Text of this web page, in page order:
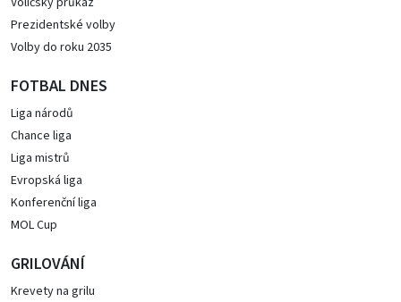
Prezidentské volby
Volby do roku 2035
FOTBAL DNES
Liga národů
Chance liga
Liga mistrů
Evropská liga
Konferenční liga
MOL Cup
GRILOVÁNÍ
Krevety na grilu